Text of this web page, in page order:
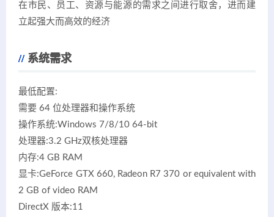
在市民、员工、资源与能源的需求之间进行取舍，进而建
立起强大而高效的经济
系统需求
最低配置:
需要 64 位处理器和操作系统
操作系统:Windows 7/8/10 64-bit
处理器:3.2 GHz双核处理器
内存:4 GB RAM
显卡:GeForce GTX 660, Radeon R7 370 or equivalent with
2 GB of video RAM
DirectX 版本:11